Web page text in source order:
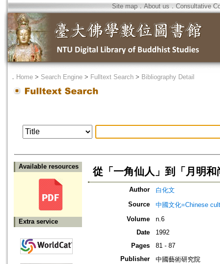
Site map．About us ． Consultative
． Home > Search Engine > Fulltext Search > Bibliography Detail
Available resources
Extra service
從「一角仙人」到「月明和
Author
白化文
Source
中國文化=Chinese
Volume
n.6
Date
1992
Pages
81 - 87
Publisher
中國藝術研究院